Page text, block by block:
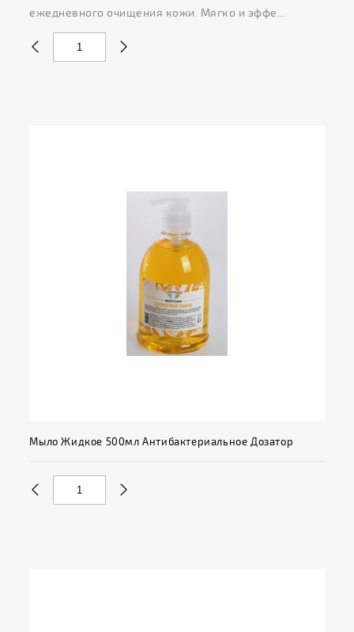
ежедневного очищения кожи. Мягко и эффе...
Мыло Жидкое 500мл Антибактериальное Дозатор